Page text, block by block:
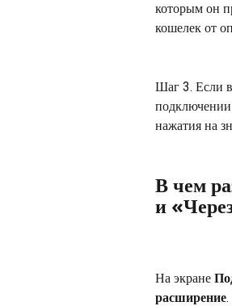
которым он
кошелек от
Шаг 3. Если
нажатия на
В чем
и
На экране
расширение.